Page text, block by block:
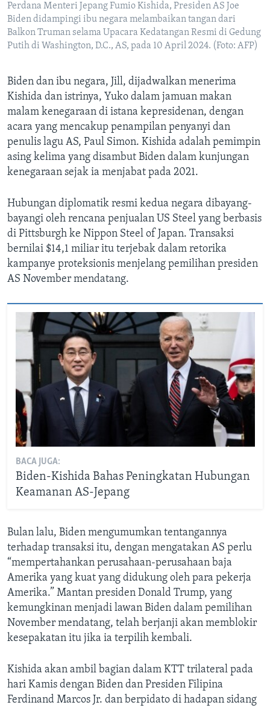
Perdana Menteri Jepang Fumio Kishida, Presiden AS Joe
Biden didampingi ibu negara melambaikan tangan dari
Balkon Truman selama Upacara Kedatangan Resmi di Gedung
Putih di Washington, D.C., AS, pada 10 April 2024. (Foto: AFP)
Biden dan ibu negara, Jill, dijadwalkan menerima
Kishida dan istrinya, Yuko dalam jamuan makan
malam kenegaraan di istana kepresidenan, dengan
acara yang mencakup penampilan penyanyi dan
penulis lagu AS, Paul Simon. Kishida adalah pemimpin
asing kelima yang disambut Biden dalam kunjungan
kenegaraan sejak ia menjabat pada 2021.
Hubungan diplomatik resmi kedua negara dibayang-
bayangi oleh rencana penjualan US Steel yang berbasis
di Pittsburgh ke Nippon Steel of Japan. Transaksi
bernilai $14,1 miliar itu terjebak dalam retorika
kampanye proteksionis menjelang pemilihan presiden
AS November mendatang.
BACA JUGA:
Biden-Kishida Bahas Peningkatan Hubungan
Keamanan AS-Jepang
Bulan lalu, Biden mengumumkan tentangannya
terhadap transaksi itu, dengan mengatakan AS perlu
“mempertahankan perusahaan-perusahaan baja
Amerika yang kuat yang didukung oleh para pekerja
Amerika.” Mantan presiden Donald Trump, yang
kemungkinan menjadi lawan Biden dalam pemilihan
November mendatang, telah berjanji akan memblokir
kesepakatan itu jika ia terpilih kembali.
Kishida akan ambil bagian dalam KTT trilateral pada
hari Kamis dengan Biden dan Presiden Filipina
Ferdinand Marcos Jr. dan berpidato di hadapan sidang